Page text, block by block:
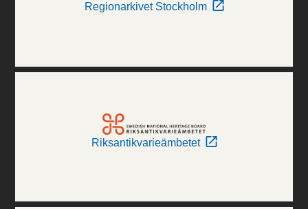
Regionarkivet Stockholm
Riksantikvarieämbetet